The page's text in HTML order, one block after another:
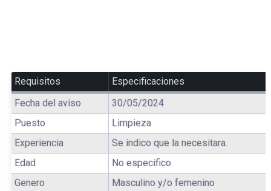
Requisitos
Especificaciones
Fecha del aviso
30/05/2024
Puesto
Limpieza
Experiencia
Se indico que la necesitara.
Edad
No especifico
Genero
Masculino y/o femenino